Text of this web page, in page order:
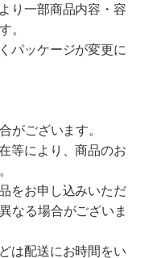
り一部商品内容・容
。
パッケージが変更に
がございます。
等により、商品のお
をお申し込みいただ
なる場合がございま
は配送にお時間をい